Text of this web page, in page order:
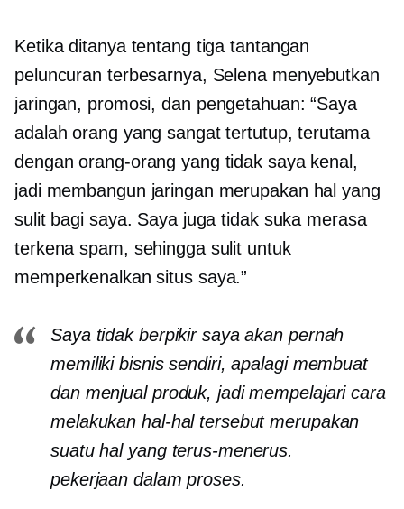
Ketika ditanya tentang tiga tantangan
peluncuran terbesarnya, Selena menyebutkan
jaringan, promosi, dan pengetahuan: “Saya
adalah orang yang sangat tertutup, terutama
dengan orang-orang yang tidak saya kenal,
jadi membangun jaringan merupakan hal yang
sulit bagi saya. Saya juga tidak suka merasa
terkena spam, sehingga sulit untuk
memperkenalkan situs saya.”
Saya tidak berpikir saya akan pernah
memiliki bisnis sendiri, apalagi membuat
dan menjual produk, jadi mempelajari cara
melakukan hal-hal tersebut merupakan
suatu hal yang terus-menerus.
pekerjaan dalam proses.